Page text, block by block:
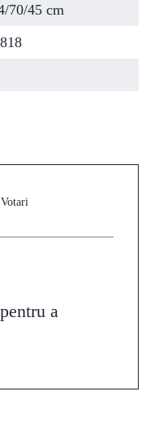
70/45 cm
a